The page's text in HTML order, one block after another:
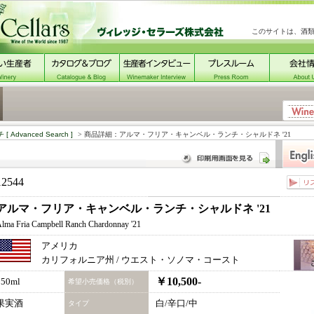
このサイトは、酒
[ Advanced Search ] > 商品詳細：アルマ・フリア・キャンベル・ランチ・シャルドネ '21
ルマ・フリア・キャンベル・ランチ・シャルドネ '21
Fria Campbell Ranch Chardonnay '21
アメリカ
カリフォルニア州 / ウエスト・ソノマ・コースト
希望小売価格（税別） ￥10,500-
実酒 タイプ 白/辛口/中